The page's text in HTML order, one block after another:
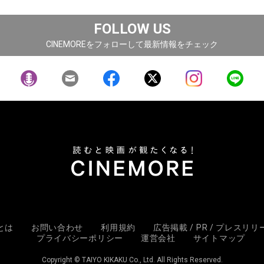
FOLLOW US
CINEMOREをフォローして最新情報をチェック
は お問い合わせ 利用規約
広告掲載 / PR / プレスリリ
プライバシーポリシー
運営会社 サイトマップ
Copyright © TAIYO KIKAKU Co., Ltd. All Rights Reserved.